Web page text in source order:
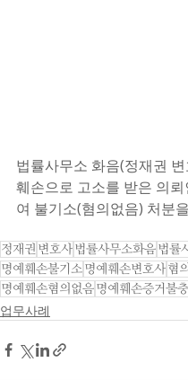
법률사무소 화음(정재권
훼손으로 고소를 받은 의
여 불기소(혐의없음) 처분
정재권 변호사법률사무소화음법률
명예훼손불기소명예훼손변호사혐
명예훼손혐의없음명예훼손증거불
업무사례